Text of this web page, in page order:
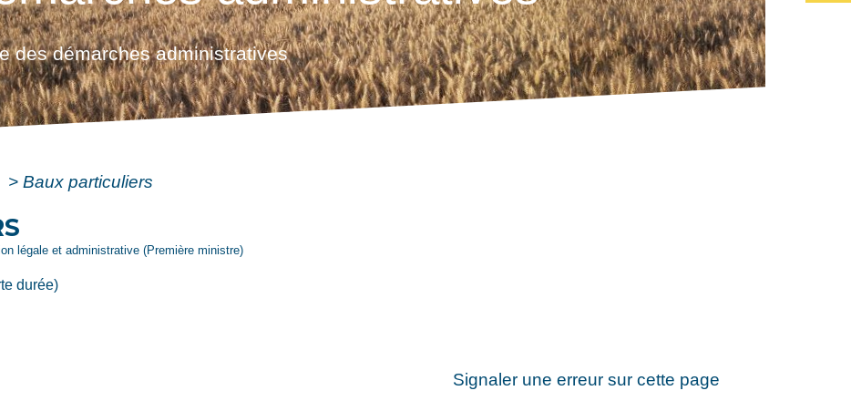
des démarches administratives
> Baux particuliers
légale et administrative (Première ministre)
durée)
Signaler une erreur sur cette page